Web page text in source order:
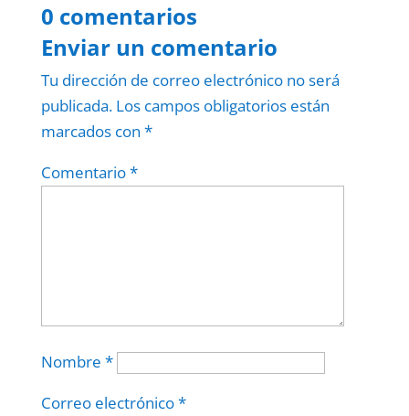
0 comentarios
Enviar un comentario
Tu dirección de correo electrónico no será
publicada. Los campos obligatorios están
marcados con *
Comentario*
Nombre *
Correo electrónico*